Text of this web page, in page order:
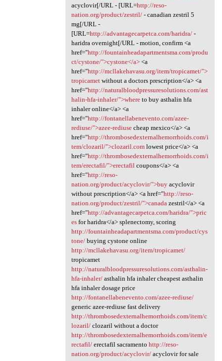
acyclovir[/URL - [URL=http://reso-
nation.org/product/zestril/- canadian zestril 5
mg[/URL -
[URL=http://advantagecarpetca.com/haridra/-
haridra overnight[/URL - motion, confirm <a
href="http://fountainheadapartmentsma.com/produ
ct/cystone/">cystone</a><a
href="http://mcllakehavasu.org/item/tropicamet/">
tropicametwithout a doctors prescription</a> <a
href="http://naturalbloodpressuresolutions.com/ast
halin-hfa-inhaler/">whereto buy asthalin hfa
inhaler online</a> <a
href="http://fontanellabenevento.com/azee-
rediuse/">azee-rediusecheap mexico</a> <a
href="http://thrombosedexternalhemorrhoids.com/i
tem/clozaril/">clozaril.comlowest price</a> <a
href="http://thrombosedexternalhemorrhoids.com/i
tem/erectafil/">erectafil coupons</a> <a
href="http://reso-
nation.org/product/acyclovir/">buyacyclovir
without prescription</a> <a href="http://reso-
nation.org/product/zestril/">canada zestril</a> <a
href="http://advantagecarpetca.com/haridra/">pric
esfor haridra</a> splenectomy, scoring
http://fountainheadapartmentsma.com/product/cys
tone/buying cystone online
http://mcllakehavasu.org/item/tropicamet/
tropicamet
http://naturalbloodpressuresolutions.com/asthalin-
hfa-inhaler/asthalin hfa inhaler cheapest asthalin
hfa inhaler dosage price
http://fontanellabenevento.com/azee-rediuse/
generic azee-rediuse fast delivery
http://thrombosedexternalhemorrhoids.com/item/c
lozaril/clozaril without a doctor
http://thrombosedexternalhemorrhoids.com/item/e
rectafil/erectafil sacramento http://reso-
nation.org/product/acyclovir/acyclovir for sale